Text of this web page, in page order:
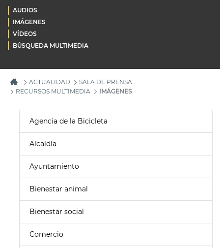
AUDIOS
IMÁGENES
VÍDEOS
BÚSQUEDA MULTIMEDIA
ACTUALIDAD
SALA DE PRENSA
RECURSOS MULTIMEDIA
IMÁGENES
Agencia de la Bicicleta
Alcaldía
Ayuntamiento
Bienestar animal
Bienestar social
Comercio